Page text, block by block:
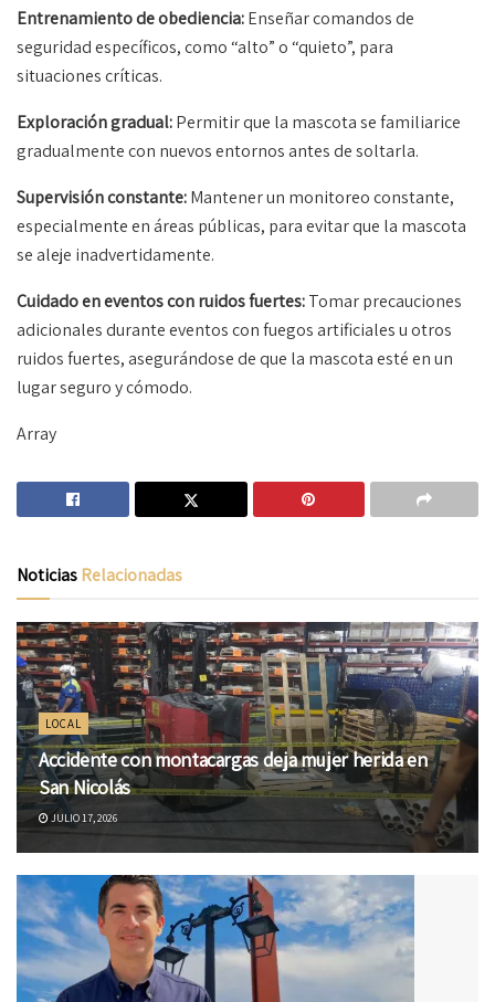
Entrenamiento de obediencia:Enseñar comandos de
seguridad específicos, como “alto” o “quieto”, para
situaciones críticas.
Exploración gradual:Permitir que la mascota se familiarice
gradualmente con nuevos entornos antes de soltarla.
Supervisión constante:Mantener un monitoreo constante,
especialmente en áreas públicas, para evitar que la mascota
se aleje inadvertidamente.
Cuidado en eventos con ruidos fuertes:Tomar precauciones
adicionales durante eventos con fuegos artificiales u otros
ruidos fuertes, asegurándose de que la mascota esté en un
lugar seguro y cómodo.
Array
NoticiasRelacionadas
LOCAL
Accidente con montacargas deja mujer herida en
San Nicolás
JULIO 17, 2026